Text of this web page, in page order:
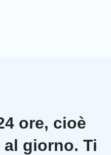
ore, cioè
al giorno. Ti